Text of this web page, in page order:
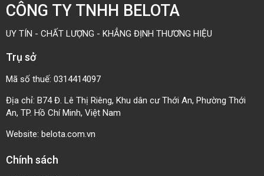
Độ dày : 1.3mm
Lực kéo dãn 1% : 5N/mm
6. Ropanyl EM 3/1 00+02 light blue M1 AS FG AM
579789
Độ dày : 0.8mm
Lực kéo dãn 1% : 3N/mm
Pulley nhỏ nhất có thể chạy : 6mm
7. Ropanyl ESM 5/2 00+015 light blue M1 FG AM
578759
CÔNG TY TNHH BELOTA
UY TÍN - CHẤT LƯỢNG - KHẲNG ĐỊNH THƯƠNG HIỆU
Trụ sở
Mã số thuế: 0314414097
Địa chỉ: B74 Đ. Lê Thị Riêng, Khu dân cư Thới An, Phường Thới
An, TP. Hồ Chí Minh, Việt Nam
Website: belota.com.vn
Chính sách